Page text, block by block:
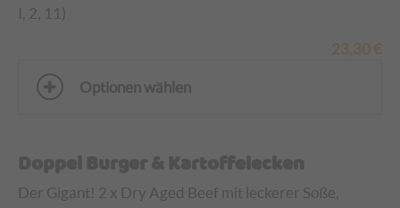
I, 2, 11)
23,30 €
Optionen wählen
Doppel Burger & Kartoffelecken
Der Gigant! 2 x Dry Aged Beef mit leckerer Soße,